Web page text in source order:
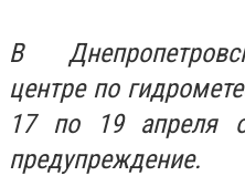
В
центре по
17 по 19 апреля
предупреждение.